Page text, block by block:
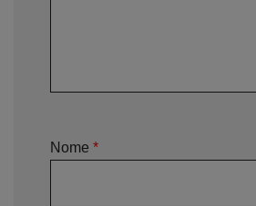
Nome *